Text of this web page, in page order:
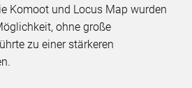
Komoot und Locus Map wurden
ohne große
zu einer stärkeren